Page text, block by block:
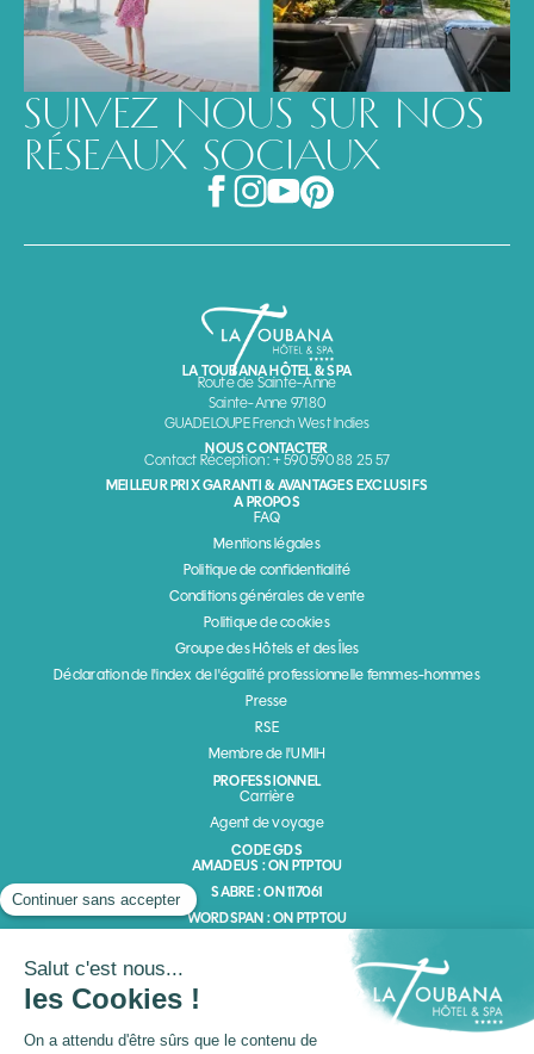
SUIVEZ NOUS SUR NOS
RÉSEAUX SOCIAUX
LA TOUBANA HÔTEL & SPA
Route de Sainte-Anne
Sainte-Anne 97180
GUADELOUPE French West Indies
NOUS CONTACTER
Contact Réception : + 590 590 88 25 57
MEILLEUR PRIX GARANTI & AVANTAGES EXCLUSIFS
A PROPOS
FAQ
Mentions légales
Politique de confidentialité
Conditions générales de vente
Politique de cookies
Groupe des Hôtels et des Îles
Déclaration de l'index de l'égalité professionnelle femmes-hommes
Presse
RSE
Membre de l'UMIH
PROFESSIONNEL
Carrière
Agent de voyage
CODE GDS
AMADEUS : ON PTPTOU
SABRE : ON 117061
WORDSPAN : ON PTPTOU